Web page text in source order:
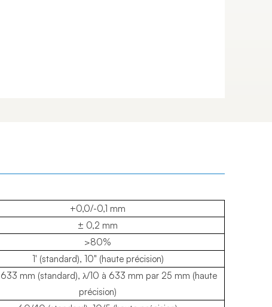
+0,0/-0,1 mm
± 0,2 mm
>80%
1' (standard), 10" (haute précision)
mm (standard), λ/10 à 633 mm par 25 mm (haute
précision)